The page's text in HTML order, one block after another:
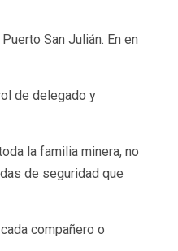
San Julián. En en
de delegado y
la familia minera, no
de seguridad que
compañero o